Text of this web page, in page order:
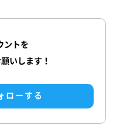
ントを
いします！
ローする